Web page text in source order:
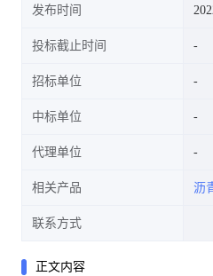
发布时间
投标截止时间
招标单位
中标单位
代理单位
相关产品 沥
联系方式
正文内容